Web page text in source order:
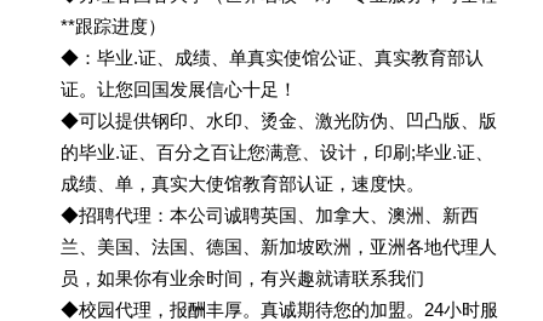
**跟踪进度）
◆：毕业.证、成绩、单真实使馆公证、真实教育部认
证。让您回国发展信心十足！
◆可以提供钢印、水印、烫金、激光防伪、凹凸版、版
的毕业.证、百分之百让您满意、设计，印刷;毕业.证、
成绩、单，真实大使馆教育部认证，速度快。
◆招聘代理：本公司诚聘英国、加拿大、澳洲、新西
兰、美国、法国、德国、新加坡欧洲，亚洲各地代理人
员，如果你有业余时间，有兴趣就请联系我们
◆校园代理，报酬丰厚。真诚期待您的加盟。24小时服